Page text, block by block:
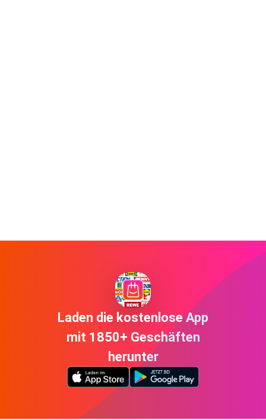
Laden die kostenlose App
mit 1850+ Geschäften
herunter